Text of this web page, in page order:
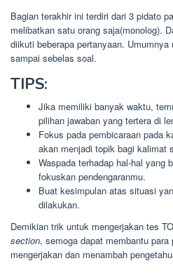
Bagian terakhir ini terdiri dari 3 pidato
melibatkan satu orang saja(monolog).
diikuti beberapa pertanyaan.
sampai sebelas soal.
TIPS:
Jika memiliki banyak waktu,
pilihan jawaban yang tertera di
Fokus pada pembicaraan pada
akan menjadi topik bagi kalimat
Waspada terhadap hal-hal yang
fokuskan pendengaranmu.
Buat kesimpulan atas situasi
dilakukan.
Demikian trik untuk mengerjakan tes
section, semoga dapat membantu para
mengerjakan dan menambah